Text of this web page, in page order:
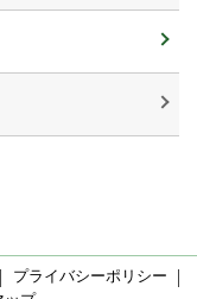
プライバシーポリシー